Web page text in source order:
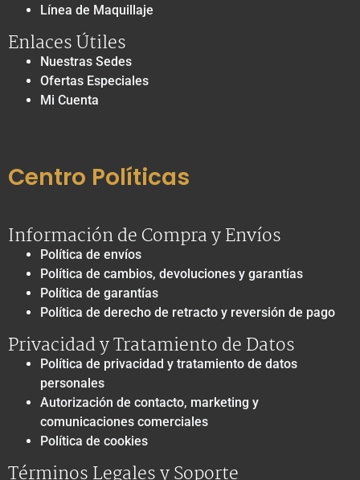
Línea de Maquillaje
Enlaces Útiles
Nuestras Sedes
Ofertas Especiales
Mi Cuenta
Centro Políticas
Información de Compra y Envíos
Política de envíos
Política de cambios, devoluciones y garantías
Política de garantías
Política de derecho de retracto y reversión de pago
Privacidad y Tratamiento de Datos
Política de privacidad y tratamiento de datos
personales
Autorización de contacto, marketing y
comunicaciones comerciales
Política de cookies